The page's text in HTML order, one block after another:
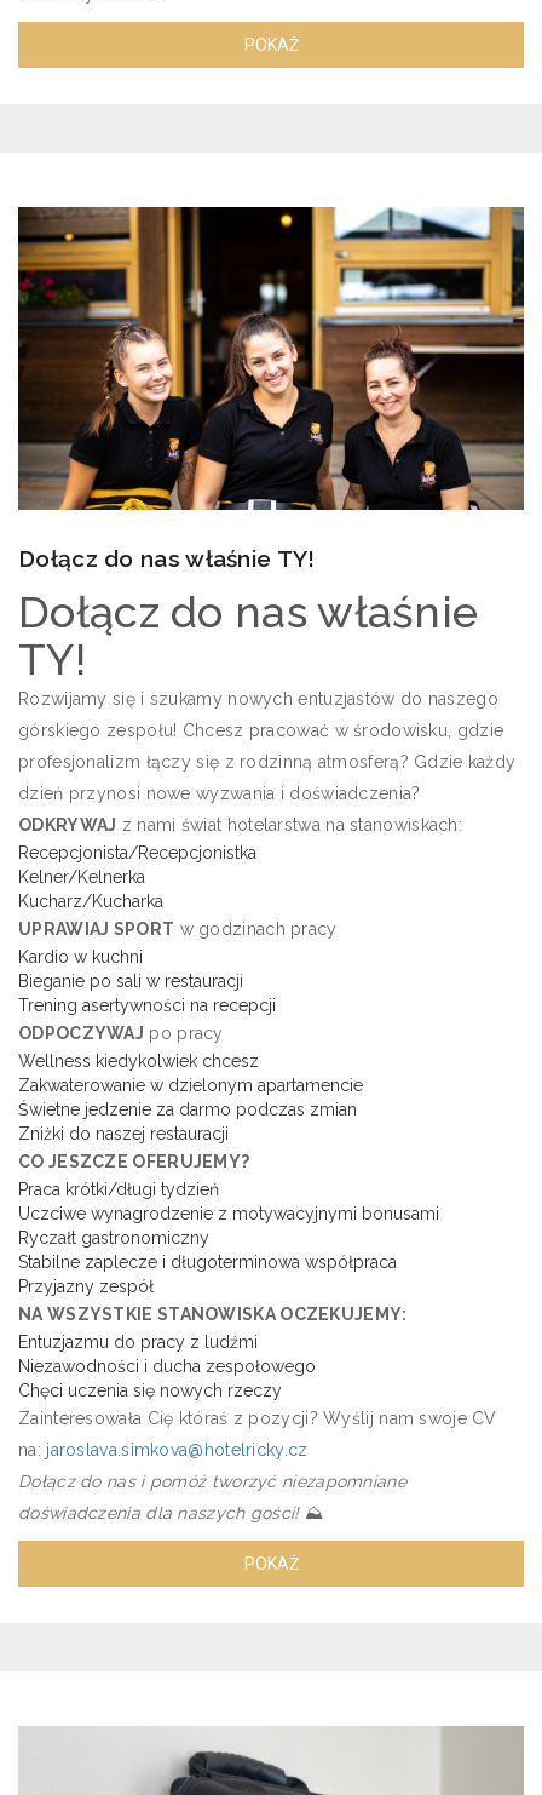
POKAŻ
Dołącz do nas właśnie TY!
Dołącz do nas właśnie
TY!
Rozwijamy się i szukamy nowych entuzjastów do naszego
górskiego zespołu! Chcesz pracować w środowisku, gdzie
profesjonalizm łączy się z rodzinną atmosferą? Gdzie każdy
dzień przynosi nowe wyzwania i doświadczenia?
ODKRYWAJ z nami świat hotelarstwa na stanowiskach:
Recepcjonista/Recepcjonistka
Kelner/Kelnerka
Kucharz/Kucharka
UPRAWIAJ SPORT w godzinach pracy
Kardio w kuchni
Bieganie po sali w restauracji
Trening asertywności na recepcji
ODPOCZYWAJ po pracy
Wellness kiedykolwiek chcesz
Zakwaterowanie w dzielonym apartamencie
Świetne jedzenie za darmo podczas zmian
Zniżki do naszej restauracji
CO JESZCZE OFERUJEMY?
Praca krótki/długi tydzień
Uczciwe wynagrodzenie z motywacyjnymi bonusami
Ryczałt gastronomiczny
Stabilne zaplecze i długoterminowa współpraca
Przyjazny zespół
NA WSZYSTKIE STANOWISKA OCZEKUJEMY:
Entuzjazmu do pracy z ludźmi
Niezawodności i ducha zespołowego
Chęci uczenia się nowych rzeczy
Zainteresowała Cię któraś z pozycji? Wyślij nam swoje CV
na: jaroslava.simkova@hotelricky.cz
Dołącz do nas i pomóż tworzyć niezapomniane
doświadczenia dla naszych gości!⛰️
POKAŻ